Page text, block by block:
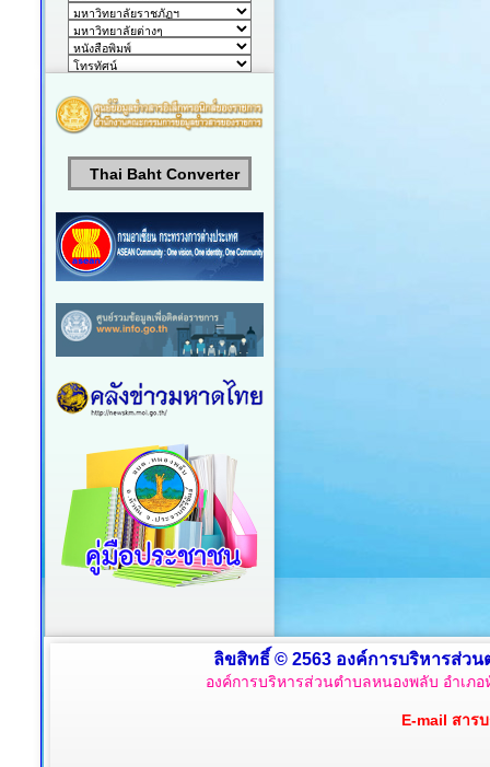
Thai Baht Converter
ลิขสิทธิ์ © 2563 องค์การบริหารส่ว
องค์การบริหารส่วนตำบลหนองพลับ อำเภ
E-mail สาร